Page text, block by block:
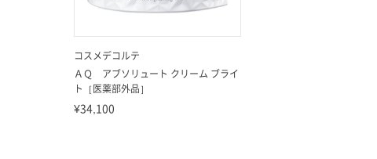
コスメデコルテ
ＡＱ アブソリュート クリーム ブライ
ト［医薬部外品］
¥34,100